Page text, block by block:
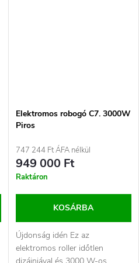
Elektromos robogó C7. 3000W
Piros
747 244 Ft ÁFA nélkül
949 000 Ft
Raktáron
KOSÁRBA
Újdonság idén Ez az
elektromos roller időtlen
dizájnjával és 3000 W-os